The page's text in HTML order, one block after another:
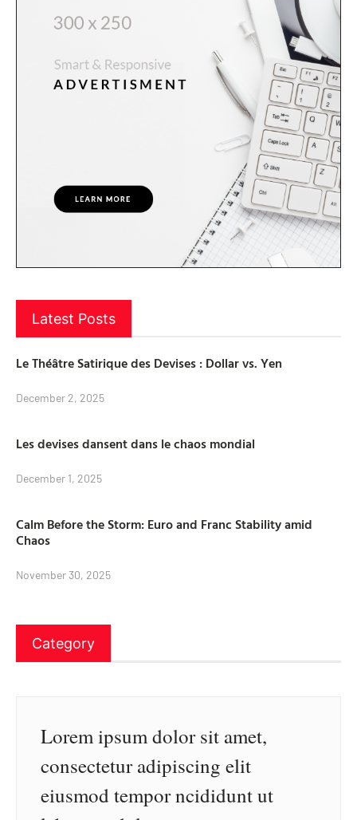
Latest Posts
Le Théâtre Satirique des Devises : Dollar vs. Yen
December 2, 2025
Les devises dansent dans le chaos mondial
December 1, 2025
Calm Before the Storm: Euro and Franc Stability amid
Chaos
November 30, 2025
Category
Lorem ipsum dolor sit amet,
consectetur adipiscing elit
eiusmod tempor ncididunt ut